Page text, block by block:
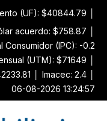
(UF): $40844.79
acuerdo: $758.87
Consumidor (IPC): -0.2
(UTM): $71649
Imacec: 2.4
06-08-2026 13:24:57